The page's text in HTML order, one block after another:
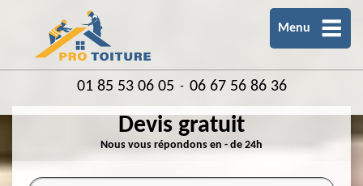
Menu
01 85 53 06 05 - 06 67 56 86 36
Devis gratuit
Nous vous répondons en - de 24h